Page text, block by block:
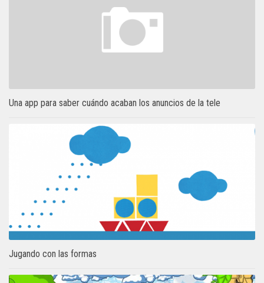
Una app para saber cuándo acaban los anuncios de la tele
Jugando con las formas